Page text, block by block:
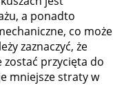
a ponadto
co może
zaznaczyć, że
zostać przycięta do
mniejsze straty w